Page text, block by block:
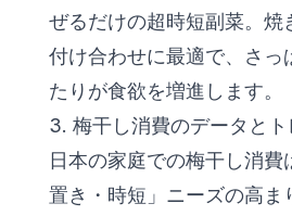
ぜるだけの超時短副菜。焼
付け合わせに最適で、さっ
たりが食欲を増進します。
3. 梅干し消費のデータとト
日本の家庭での梅干し消費
置き・時短」ニーズの高ま